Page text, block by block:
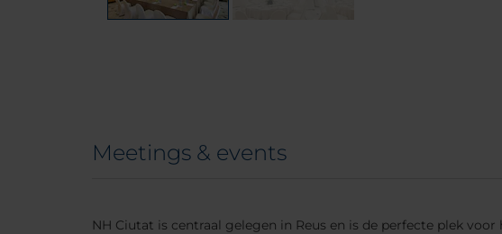
Meetings & events
NH Ciutat is centraal gelegen in Reus en is de perfecte plek voor